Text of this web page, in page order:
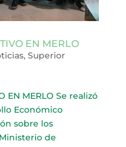
EN MERLO
, Superior
EN MERLO Se realizó
Económico
sobre los
de